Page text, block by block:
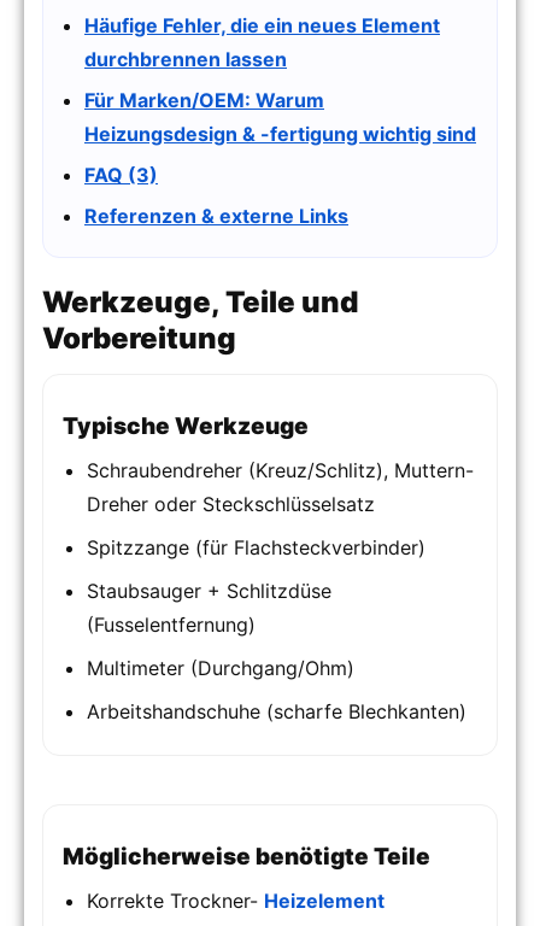
Häufige Fehler, die ein neues Element
durchbrennen lassen
Für Marken/OEM: Warum
Heizungsdesign & -fertigung wichtig sind
FAQ (3)
Referenzen & externe Links
Werkzeuge, Teile und
Vorbereitung
Typische Werkzeuge
Schraubendreher (Kreuz/Schlitz), Muttern-
Dreher oder Steckschlüsselsatz
Spitzzange (für Flachsteckverbinder)
Staubsauger + Schlitzdüse
(Fusselentfernung)
Multimeter (Durchgang/Ohm)
Arbeitshandschuhe (scharfe Blechkanten)
Möglicherweise benötigte Teile
Korrekte Trockner- Heizelement